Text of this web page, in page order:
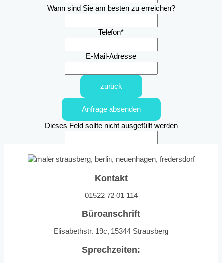
Wann sind Sie am besten zu erreichen?
Telefon*
E-Mail-Adresse
zurück
Anfrage absenden
Dieses Feld sollte nicht ausgefüllt werden
Kontakt
01522 72 01 114
Büroanschrift
Elisabethstr. 19c, 15344 Strausberg
Sprechzeiten: